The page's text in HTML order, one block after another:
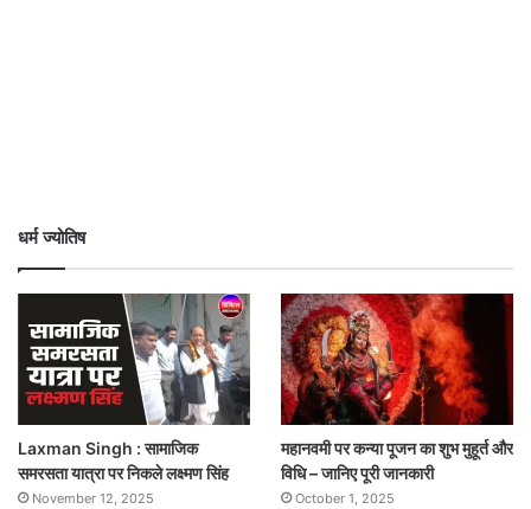
धर्म ज्योतिष
Laxman Singh : सामाजिक
समरसता यात्रा पर निकले लक्ष्मण सिंह
November 12, 2025
महानवमी पर कन्या पूजन का शुभ मुहूर्त और
विधि – जानिए पूरी जानकारी
October 1, 2025